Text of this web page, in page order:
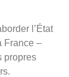
l’État
France –
propres